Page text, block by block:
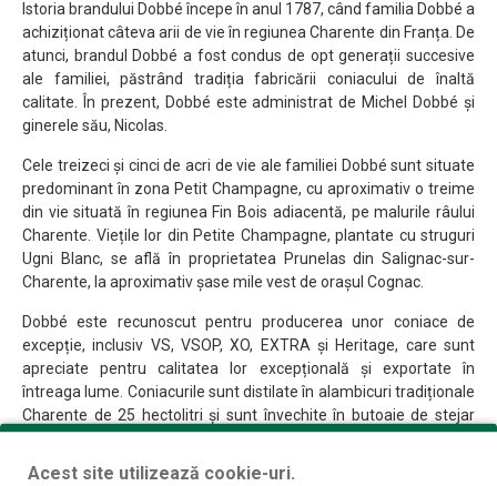
Istoria brandului Dobbé începe în anul 1787, când familia Dobbé a
achiziționat câteva arii de vie în regiunea Charente din Franța. De
atunci, brandul Dobbé a fost condus de opt generații succesive
ale familiei, păstrând tradiția fabricării coniacului de înaltă
calitate. În prezent, Dobbé este administrat de Michel Dobbé și
ginerele său, Nicolas.
Cele treizeci și cinci de acri de vie ale familiei Dobbé sunt situate
predominant în zona Petit Champagne, cu aproximativ o treime
din vie situată în regiunea Fin Bois adiacentă, pe malurile râului
Charente. Viețile lor din Petite Champagne, plantate cu struguri
Ugni Blanc, se află în proprietatea Prunelas din Salignac-sur-
Charente, la aproximativ șase mile vest de orașul Cognac.
Dobbé este recunoscut pentru producerea unor coniace de
excepție, inclusiv VS, VSOP, XO, EXTRA și Heritage, care sunt
apreciate pentru calitatea lor excepțională și exportate în
întreaga lume. Coniacurile sunt distilate în alambicuri tradiționale
Charente de 25 hectolitri și sunt învechite în butoaie de stejar
Limosin francez.
În ceea ce privește designul sticlelor și prezentarea, Dobbé
Acest site utilizează cookie-uri.